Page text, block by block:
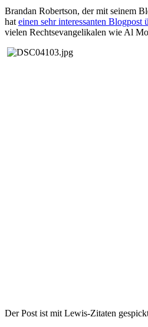
Brandan Robertson, der mit seinem
hat einen sehr interessanten Blogpost
vielen Rechtsevangelikalen wie Al
Der Post ist mit Lewis-Zitaten